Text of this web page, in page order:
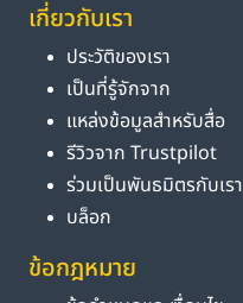
เกี่ยวกับเรา
ประวัติของเรา
เป็นที่รู้จักจาก
แหล่งข้อมูลสำหรับสื่อ
รีวิวจาก Trustpilot
ร่วมเป็นพันธมิตรกับเรา
บล็อก
ข้อกฎหมาย